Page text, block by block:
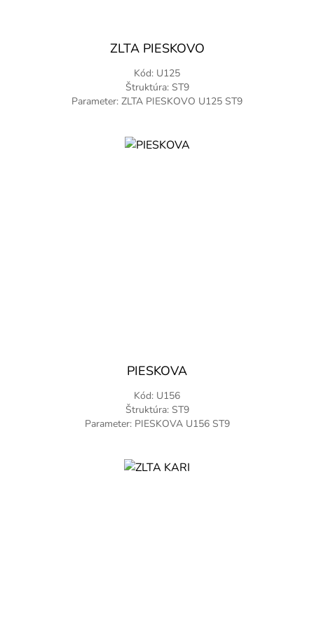
ZLTA PIESKOVO
Kód: U125
Štruktúra: ST9
Parameter: ZLTA PIESKOVO U125 ST9
PIESKOVA
Kód: U156
Štruktúra: ST9
Parameter: PIESKOVA U156 ST9